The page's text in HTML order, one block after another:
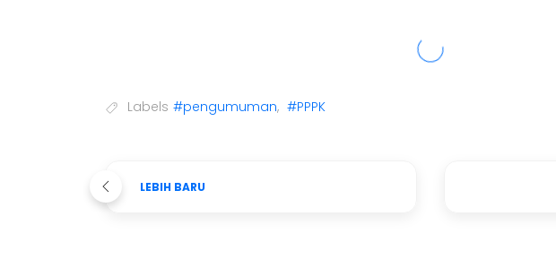
Labels #pengumuman, #PPPK
LEBIH BARU